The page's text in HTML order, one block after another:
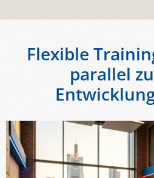
Flexible
parallel